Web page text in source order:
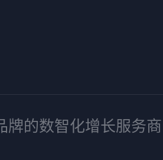
牌的数智化增长服务商